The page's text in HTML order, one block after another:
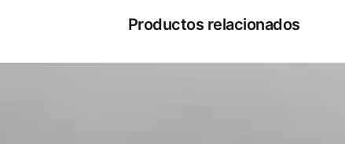
Productos relacionados